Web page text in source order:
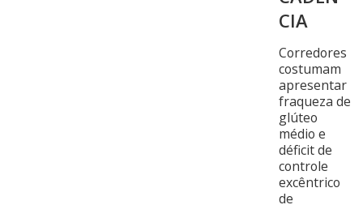
CIA
Corredores
costumam
apresentar
fraqueza de
glúteo
médio e
déficit de
controle
excêntrico
de